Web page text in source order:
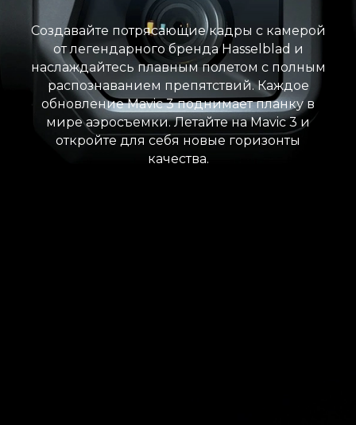
Создавайте потрясающие кадры с камерой
от легендарного бренда Hasselblad и
наслаждайтесь плавным полетом с полным
распознаванием препятствий. Каждое
обновление Mavic 3 поднимает планку в
мире аэросъемки. Летайте на Mavic 3 и
откройте для себя новые горизонты
качества.